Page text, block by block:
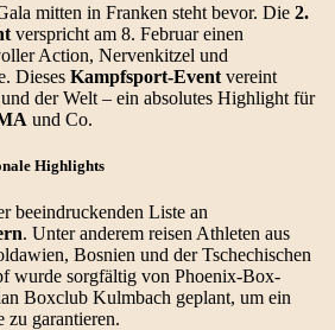
mitten in Franken steht bevor. Die 2.
verspricht am 8. Februar einen
Action, Nervenkitzel und
Dieses Kampfsport-Event vereint
der Welt – ein absolutes Highlight für
und Co.
Highlights
beeindruckenden Liste an
. Unter anderem reisen Athleten aus
Bosnien und der Tschechischen
wurde sorgfältig von Phoenix-Box-
Boxclub Kulmbach geplant, um ein
zu garantieren.